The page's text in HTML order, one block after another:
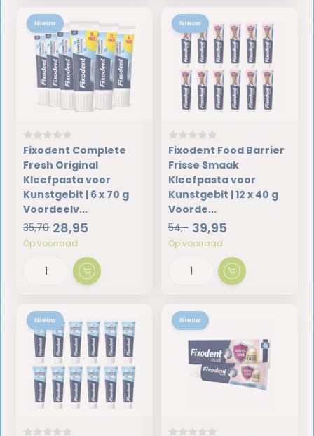
Nieuw
Fixodent Complete
Fresh Original
Kleefpasta voor
Kunstgebit | 6 x 70 g
Voordeelv...
35,70 28,95
Op voorraad
Nieuw
Fixodent Food Barrier
Frisse Smaak
Kleefpasta voor
Kunstgebit | 12 x 40 g
Voorde...
54,- 39,95
Op voorraad
Nieuw Nieuw